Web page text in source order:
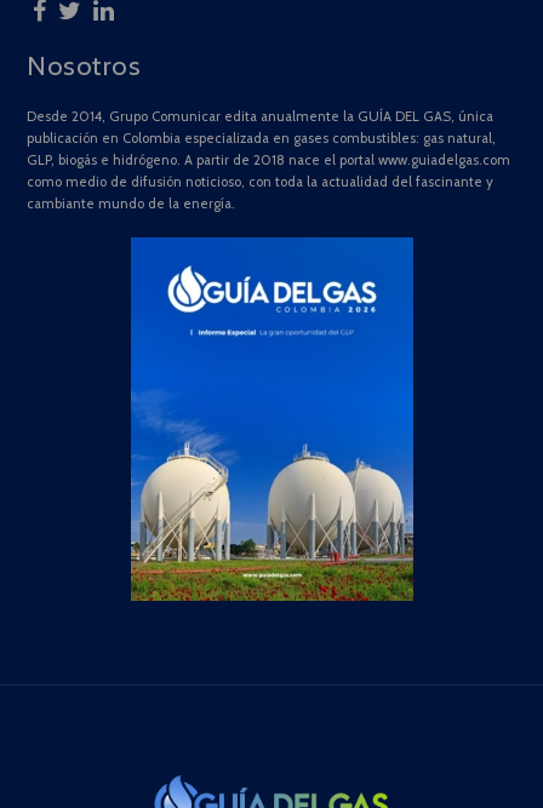
Nosotros
Desde 2014, Grupo Comunicar edita anualmente la GUÍA DEL GAS, única
publicación en Colombia especializada en gases combustibles: gas natural,
GLP, biogás e hidrógeno. A partir de 2018 nace el portal www.guiadelgas.com
como medio de difusión noticioso, con toda la actualidad del fascinante y
cambiante mundo de la energía.